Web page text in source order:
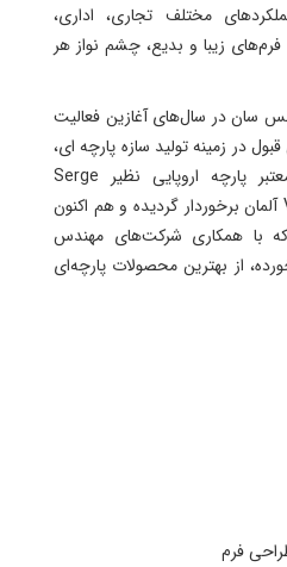
مختلف تجاری، اداری،
زیبا و بدیع، چشم نواز هر
سان در سال‌های آغازین فعالیت
در زمینه تولید سازه پارچه ای،
از پشتیبانی تولید‌کنندگان معتبر پارچه اروپایی نظیر Serge
Ferrari فرانسه و Verseidag آلمان برخوردار گردیده و هم اکنون
که با همکاری شرکت‌های مهندس
از بهترین محصولات پارچه‌ای